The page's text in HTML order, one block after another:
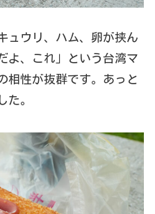
ュウリ、ハム、卵が挟ん
よ、これ」という台湾マ
相性が抜群です。あっと
た。